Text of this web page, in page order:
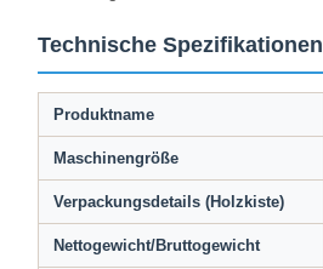
Technische Spezifikationen
Produktname
Maschinengröße
Verpackungsdetails (Holzkiste)
Nettogewicht/Bruttogewicht